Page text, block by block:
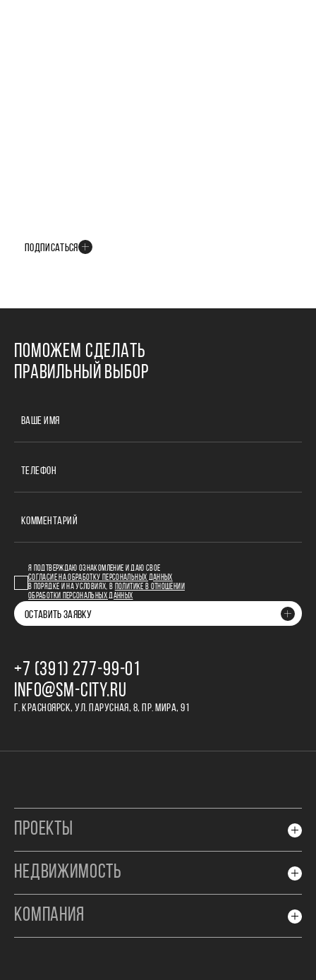
ПОДПИСАТЬСЯ
ПОМОЖЕМ СДЕЛАТЬ
ПРАВИЛЬНЫЙ ВЫБОР
ВАШЕ ИМЯ
ТЕЛЕФОН
КОММЕНТАРИЙ
Я ПОДТВЕРЖДАЮ ОЗНАКОМЛЕНИЕ И ДАЮ СВОЕ
СОГЛАСИЕ НА ОБРАБОТКУ ПЕРСОНАЛЬНЫХ ДАННЫХ
В ПОРЯДКЕ И НА УСЛОВИЯХ, В
ПОЛИТИКЕ В ОТНОШЕНИИ
ОБРАБОТКИ ПЕРСОНАЛЬНЫХ ДАННЫХ
ОСТАВИТЬ ЗАЯВКУ
+7 (391) 277‒99‒01
INFO@SM-CITY.RU
Г. КРАСНОЯРСК, УЛ. ПАРУСНАЯ, 8, ПР. МИРА, 91
ПРОЕКТЫ
НЕДВИЖИМОСТЬ
КОМПАНИЯ